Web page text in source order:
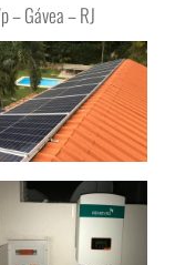
– Gávea – RJ